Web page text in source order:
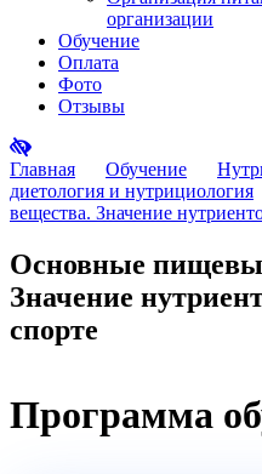
организации
Обучение
Оплата
Фото
Отзывы
Главная Обучение
диетология и нутрициология
вещества. Значение
Основные
Значение
спорте
Программа